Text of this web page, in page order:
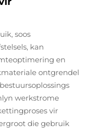
soos
kan
en
ontgrendel
werkstrome
vir
die gebruik